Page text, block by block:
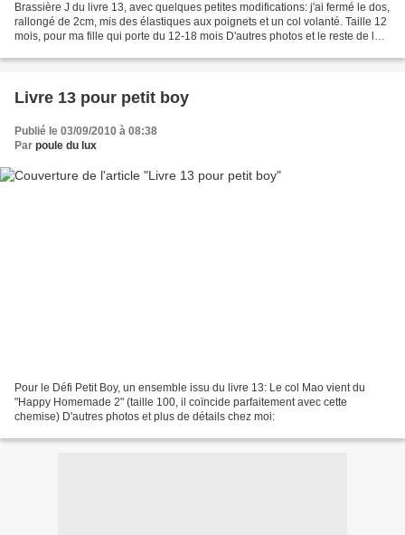
Brassière J du livre 13, avec quelques petites modifications: j'ai fermé le dos,
rallongé de 2cm, mis des élastiques aux poignets et un col volanté. Taille 12
mois, pour ma fille qui porte du 12-18 mois D'autres photos et le reste de la
Livre 13 pour petit boy
Publié le 03/09/2010 à 08:38
Par poule du lux
Pour le Défi Petit Boy, un ensemble issu du livre 13: Le col Mao vient du
"Happy Homemade 2" (taille 100, il coïncide parfaitement avec cette
chemise) D'autres photos et plus de détails chez moi: